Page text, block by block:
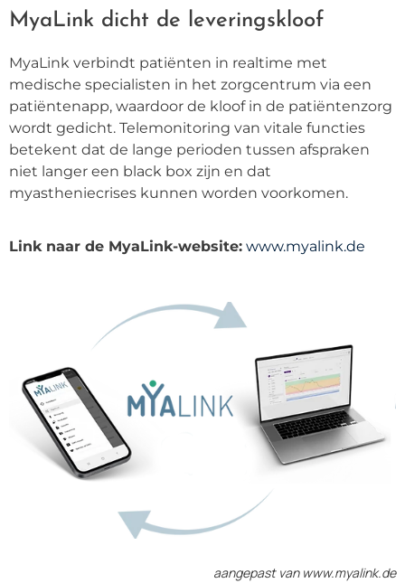
MyaLink dicht de leveringskloof
MyaLink verbindt patiënten in realtime met
medische specialisten in het zorgcentrum via een
patiëntenapp, waardoor de kloof in de patiëntenzorg
wordt gedicht. Telemonitoring van vitale functies
betekent dat de lange perioden tussen afspraken
niet langer een black box zijn en dat
myastheniecrises kunnen worden voorkomen.
Link naar de MyaLink-website: www.myalink.de
aangepast van www.myalink.de